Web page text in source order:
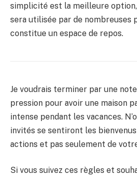
simplicité est la meilleure option,
sera utilisée par de nombreuses
constitue un espace de repos.
Je voudrais terminer par une
pression pour avoir une maison
intense pendant les vacances.
invités se sentiront les
actions et pas seulement de
Si vous suivez ces règles et